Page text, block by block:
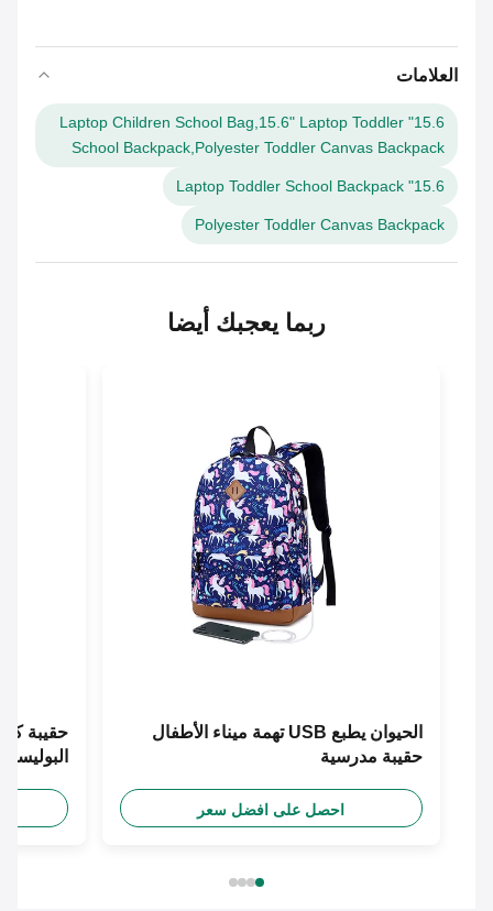
العلامات
15.6" Laptop Children School Bag,15.6" Laptop Toddler
School Backpack,Polyester Toddler Canvas Backpack
Polyester Toddler Canvas Backpack
ربما يعجبك أيضا
الحيوان يطبع USB تهمة ميناء الأطفال
حقيبة مدرسية
احصل على افضل سعر
البوليستر